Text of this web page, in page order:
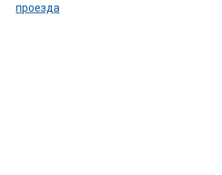
проезда